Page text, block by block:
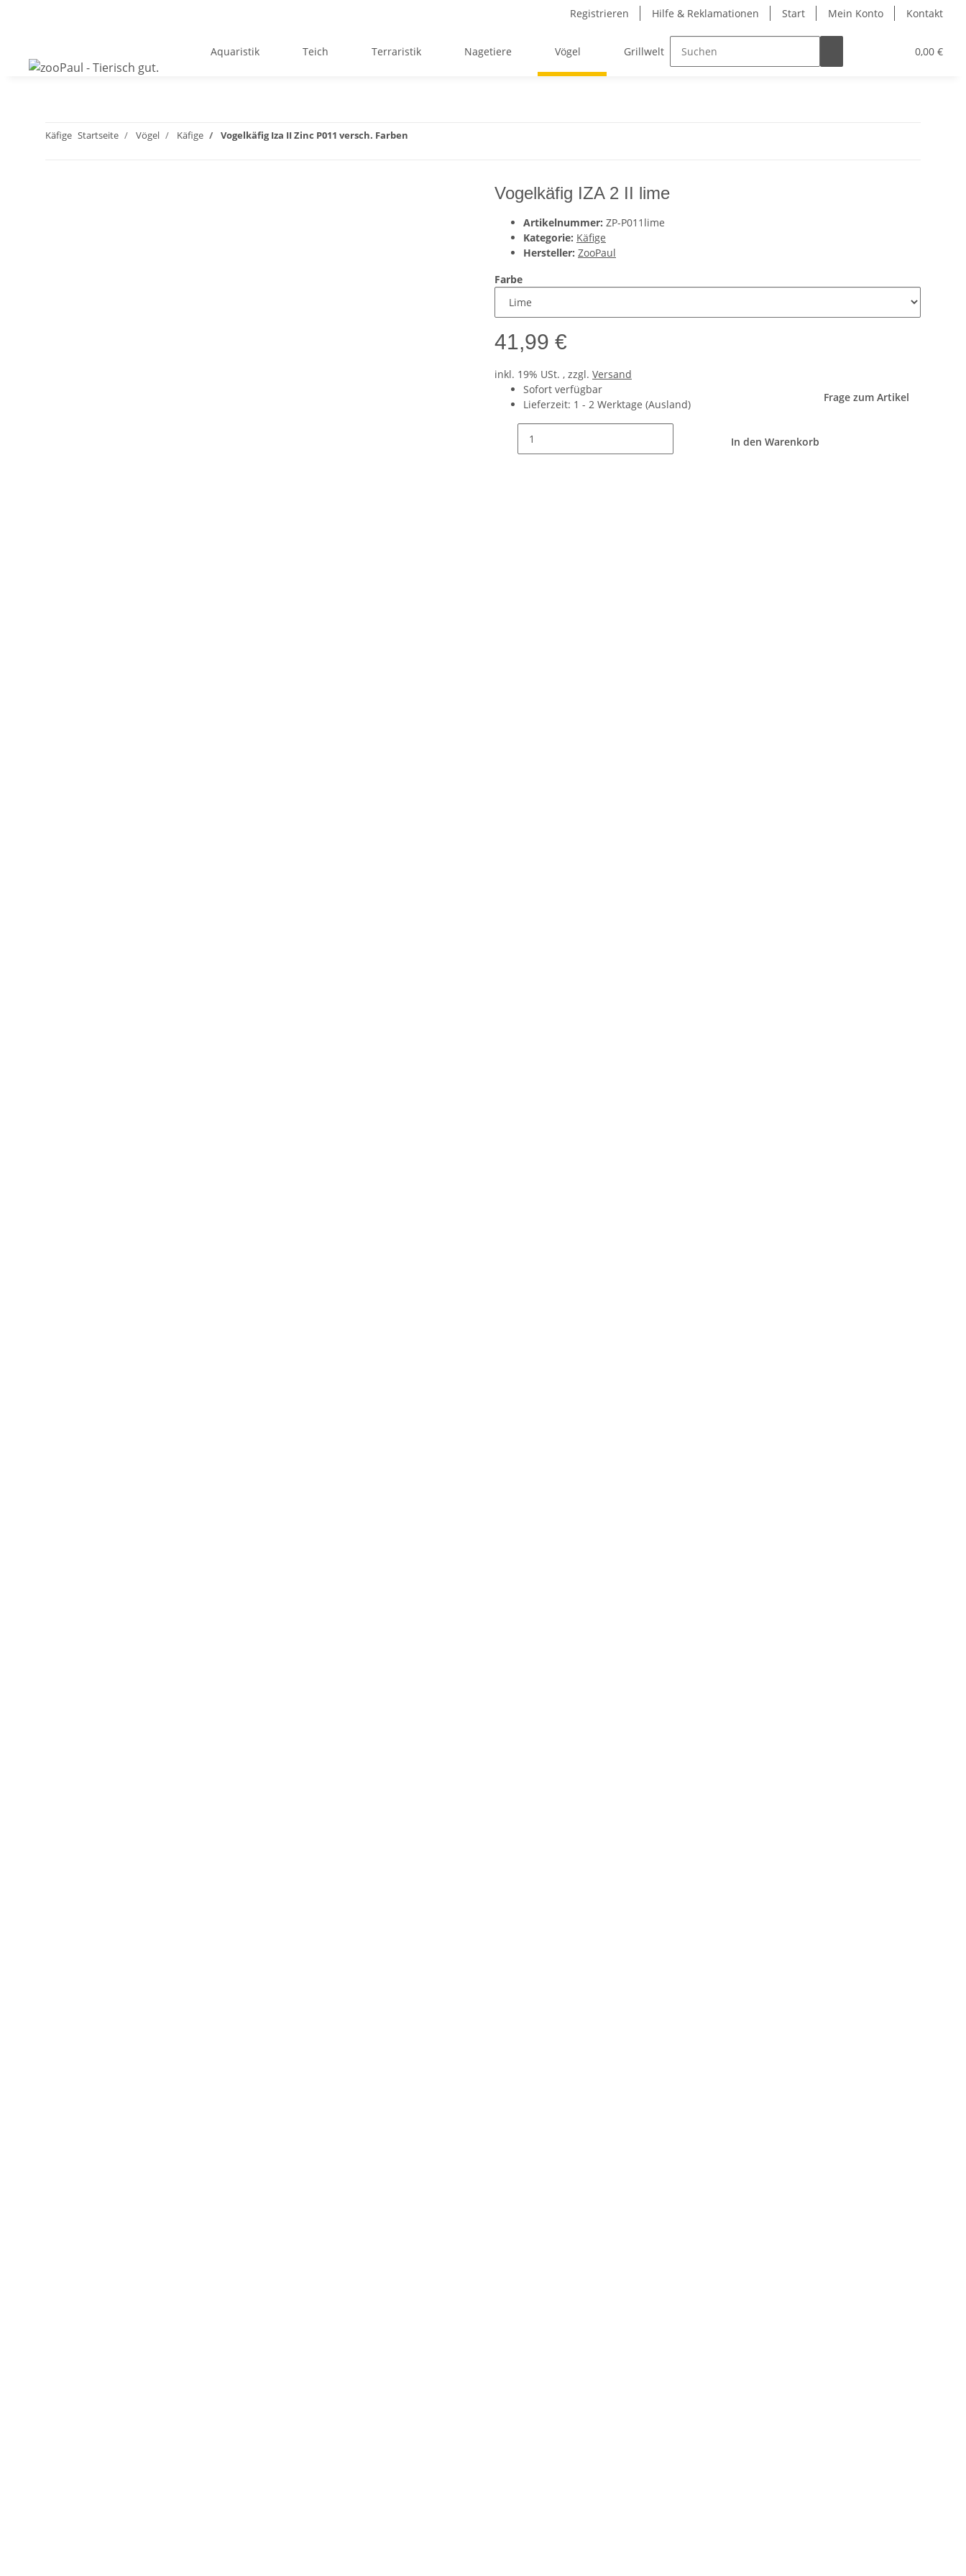
Registrieren Hilfe & Reklamationen Start Mein Konto Kontakt
0,00 €
Aquaristik Teich Terraristik Nagetiere Vögel Grillwelt
Käfige Startseite Vögel Käfige Vogelkäfig Iza II Zinc P011 versch. Farben
Vogelkäfig IZA 2 II lime
Artikelnummer: ZP-P011lime
Kategorie: Käfige
Hersteller: ZooPaul
Farbe
41,99 €
inkl. 19% USt. , zzgl. Versand
Sofort verfügbar
Lieferzeit: 1 - 2 Werktage (Ausland)
Frage zum Artikel
In den Warenkorb